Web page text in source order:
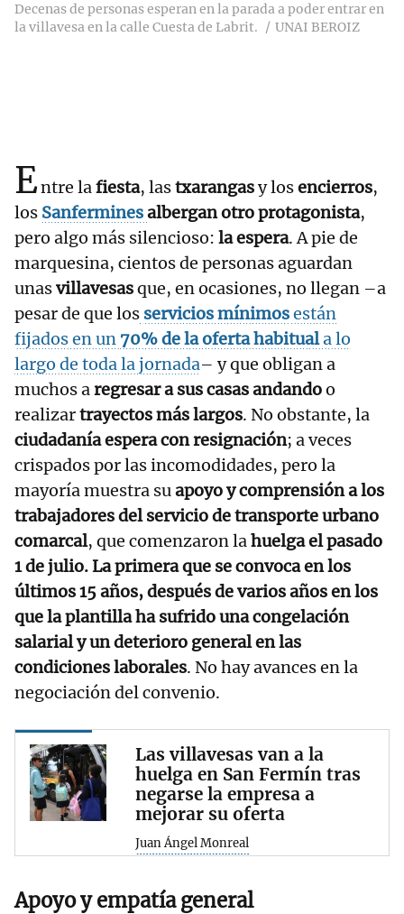
Decenas de personas esperan en la parada a poder entrar en
la villavesa en la calle Cuesta de Labrit.
UNAI BEROIZ
Entre lafiesta, lastxarangasy losencierros,
los Sanferminesalbergan otro protagonista,
pero algo más silencioso: la espera. A pie de
marquesina, cientos de personas aguardan
unasvillavesasque, en ocasiones, no llegan –a
pesar de que los servicios mínimosestán
fijados en un 70% de la oferta habituala lo
largo de toda la jornada– y que obligan a
muchos aregresar a sus casas andandoo
realizartrayectos más largos. No obstante, la
ciudadanía espera con resignación; a veces
crispados por las incomodidades, pero la
mayoría muestra suapoyo y comprensión a los
trabajadores del servicio de transporte urbano
comarcal, que comenzaron lahuelga el pasado
1 de julio. La primera que se convoca en los
últimos 15 años, después de varios años en los
que la plantilla ha sufrido una congelación
salarial y un deterioro general en las
condiciones laborales. No hay avances en la
negociación del convenio.
Las villavesas van a la
huelga en San Fermín tras
negarse la empresa a
mejorar su oferta
Juan Ángel Monreal
Apoyo y empatía general